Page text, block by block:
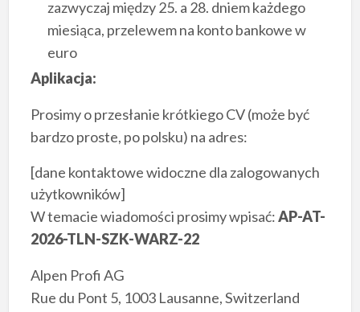
zazwyczaj między 25. a 28. dniem każdego
miesiąca, przelewem na konto bankowe w
euro
Aplikacja:
Prosimy o przesłanie krótkiego CV (może być
bardzo proste, po polsku) na adres:
[dane kontaktowe widoczne dla zalogowanych
użytkowników]
W temacie wiadomości prosimy wpisać:AP-AT-
2026-TLN-SZK-WARZ-22
Alpen Profi AG
Rue du Pont 5, 1003 Lausanne, Switzerland